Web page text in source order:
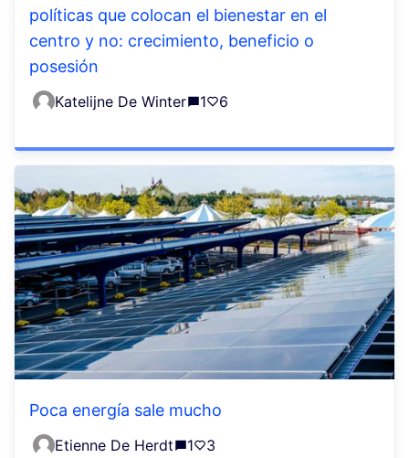
políticas que colocan el bienestar en el
centro y no: crecimiento, beneficio o
posesión
Katelijne De Winter 1 6
Poca energía sale mucho
Etienne De Herdt 1 3